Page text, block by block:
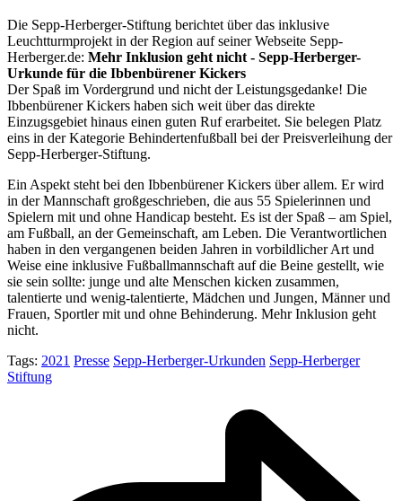
Die Sepp-Herberger-Stiftung berichtet über das inklusive
Leuchtturmprojekt in der Region auf seiner Webseite Sepp-
Herberger.de: Mehr Inklusion geht nicht - Sepp-Herberger-
Urkunde für die Ibbenbürener Kickers
Der Spaß im Vordergrund und nicht der Leistungsgedanke! Die
Ibbenbürener Kickers haben sich weit über das direkte
Einzugsgebiet hinaus einen guten Ruf erarbeitet. Sie belegen Platz
eins in der Kategorie Behindertenfußball bei der Preisverleihung der
Sepp-Herberger-Stiftung.
Ein Aspekt steht bei den Ibbenbürener Kickers über allem. Er wird
in der Mannschaft großgeschrieben, die aus 55 Spielerinnen und
Spielern mit und ohne Handicap besteht. Es ist der Spaß – am Spiel,
am Fußball, an der Gemeinschaft, am Leben. Die Verantwortlichen
haben in den vergangenen beiden Jahren in vorbildlicher Art und
Weise eine inklusive Fußballmannschaft auf die Beine gestellt, wie
sie sein sollte: junge und alte Menschen kicken zusammen,
talentierte und wenig-talentierte, Mädchen und Jungen, Männer und
Frauen, Sportler mit und ohne Behinderung. Mehr Inklusion geht
nicht.
Tags: 2021 Presse Sepp-Herberger-Urkunden Sepp-Herberger
Stiftung